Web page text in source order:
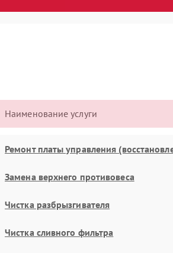
Наименование услуги
Ремонт платы управления
Замена верхнего противовеса
Чистка разбрызгивателя
Чистка сливного фильтра